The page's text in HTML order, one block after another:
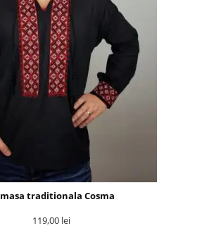
traditionala Cosma
119,00 lei